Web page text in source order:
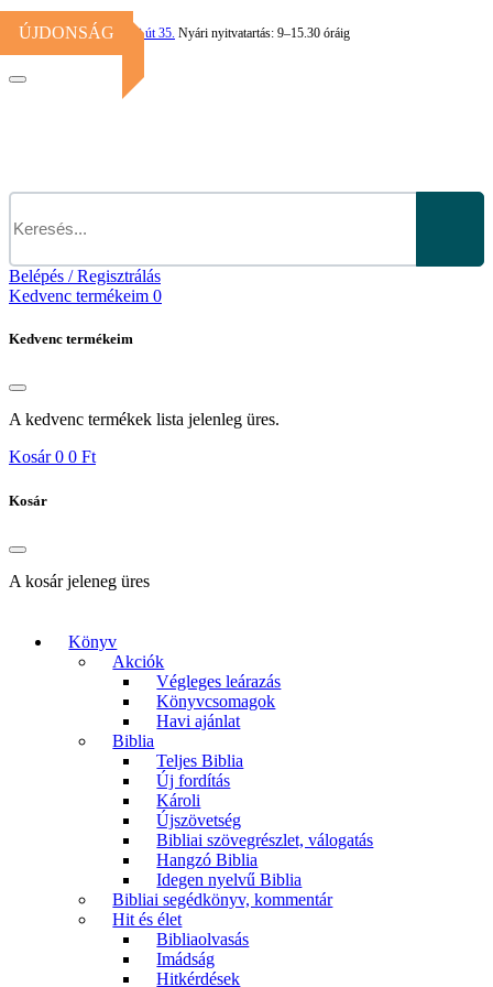
1113 Budapest,Bocskai út 35. Nyári nyitvatartás: 9–15.30 óráig
Belépés / Regisztrálás
Kedvenc termékeim 0
Kedvenc termékeim
A kedvenc termékek lista jelenleg üres.
Kosár 0 0 Ft
Kosár
A kosár jeleneg üres
Könyv
Akciók
Végleges leárazás
Könyvcsomagok
Havi ajánlat
Biblia
Teljes Biblia
Új fordítás
Károli
Újszövetség
Bibliai szövegrészlet, válogatás
Hangzó Biblia
Idegen nyelvű Biblia
Bibliai segédkönyv, kommentár
Hit és élet
Bibliaolvasás
Imádság
Hitkérdések
ÚJDONSÁG